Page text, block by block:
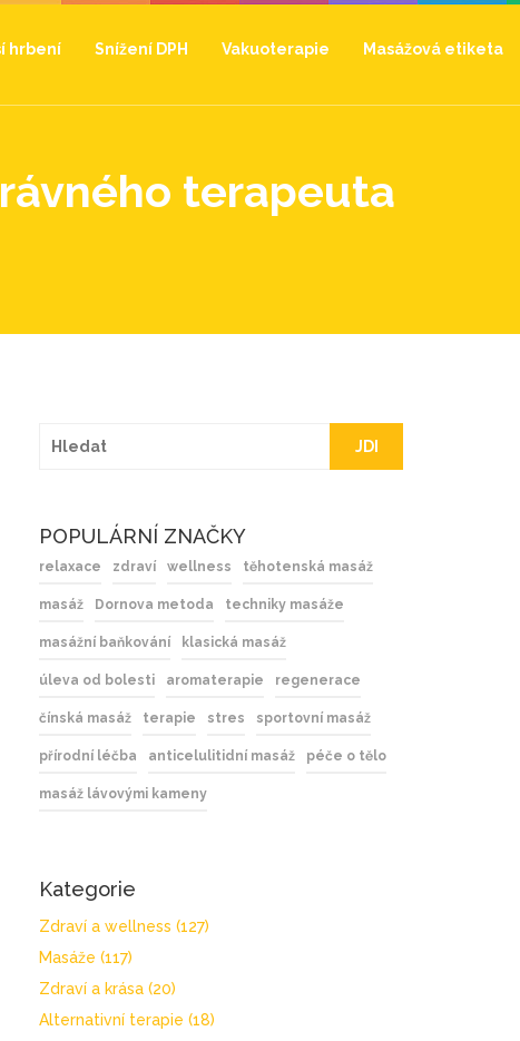
hrbení Snížení DPH Vakuoterapie Masážová etiketa
terapeuta
JDI
POPULÁRNÍ ZNAČKY
relaxace zdraví wellness těhotenská masáž
masáž Dornova metoda techniky masáže
masážní baňkování klasická masáž
úleva od bolesti aromaterapie regenerace
čínská masáž terapie stres sportovní masáž
přírodní léčba anticelulitidní masáž péče o tělo
masáž lávovými kameny
Kategorie
Zdraví a wellness (127)
Masáže (117)
Zdraví a krása (20)
Alternativní terapie (18)